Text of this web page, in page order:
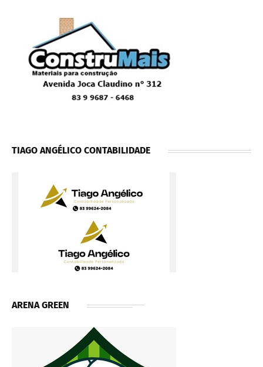
TIAGO ANGÉLICO CONTABILIDADE
ARENA GREEN